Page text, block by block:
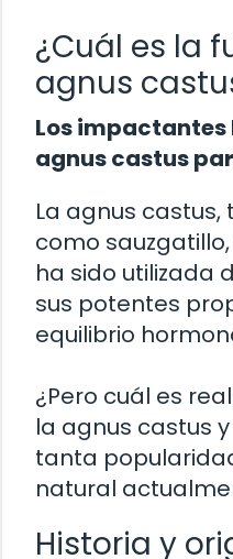
¿Cuál es la
agnus
Los impactantes
agnus castus
La agnus
como
ha sido utilizada
sus potentes
equilibrio
¿Pero cuál es
la agnus castus
tanta
natural
Historia y